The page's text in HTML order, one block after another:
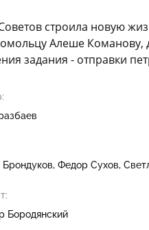
строила новую
Алеше
задания - отправки
Брондуков Федор Сухов
Бородянский